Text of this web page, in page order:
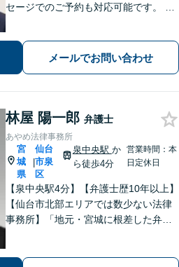
セージでのご予約も対応可能です。 LI
in.ee/uFqpYWbメールでお問い合わせ
林屋 陽一郎 弁護士
あやめ法律事務所
宮
城
県
|
仙台
市泉
区
泉中央駅 か
ら徒歩4分
営業時間：本
日定休日
【泉中央駅4分】【弁護士歴10年以上】
【仙台市北部エリアでは数少ない法律
事務所】「地元・宮城に根差した弁護